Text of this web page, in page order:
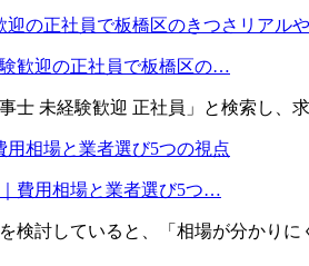
歓迎の正社員で板橋区の…
士 未経験歓迎 正社員」と検索し
費用相場と業者選び5つ…
検討していると、「相場が分かり